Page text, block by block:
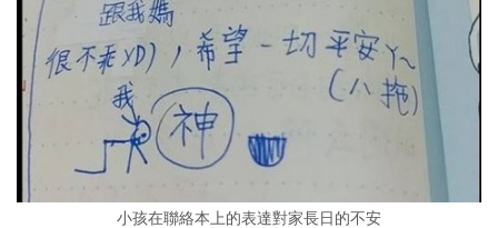
小孩在聯絡本上的表達對家長日的不安